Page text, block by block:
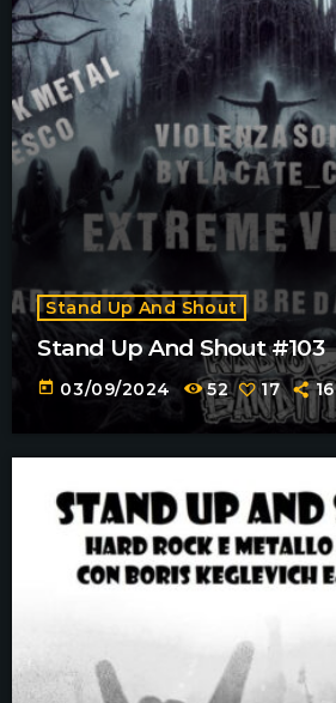
Stand Up And Shout
Stand Up And Shout #103
today 03/09/2024 52 17 16